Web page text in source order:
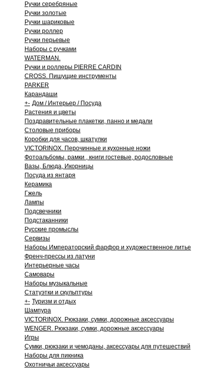
Ручки серебряные
Ручки золотые
Ручки шариковые
Ручки роллер
Ручки перьевые
Наборы с ручками
WATERMAN.
Ручки и роллеры PIERRE CARDIN
CROSS. Пишущие инструменты
PARKER
Карандаши
+- Дом / Интерьер / Посуда
Растения и цветы
Поздравительные плакетки, панно и медали
Столовые приборы
Коробки для часов, шкатулки
VICTORINOX. Перочинные и кухонные ножи
Фотоальбомы, рамки , книги гостевые, родословные
Вазы, Блюда, Икорницы
Посуда из янтаря
Керамика
Гжель
Лампы
Подсвечники
Подстаканники
Русские промыслы
Сервизы
Наборы Императорский фарфор и художественное литье
Френч-прессы из латуни
Интерьерные часы
Самовары
Наборы музыкальные
Статуэтки и скульптуры
+- Туризм и отдых
Шампура
VICTORINOX. Рюкзаки, сумки, дорожные аксессуары
WENGER. Рюкзаки, сумки, дорожные аксессуары
Игры
Сумки, рюкзаки и чемоданы, аксессуары для путешествий
Наборы для пикника
Охотничьи аксессуары